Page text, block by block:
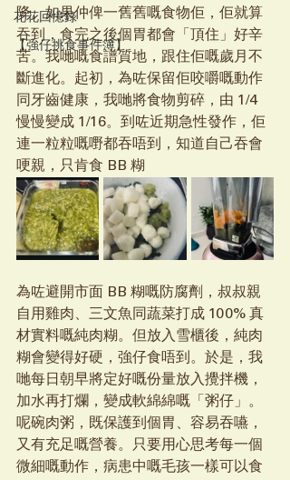
花花回憶錄
【強仔挑食事件簿】
降。如果仲俾一舊舊嘅食物佢，佢就算
吞到，食完之後個胃都會「頂住」好辛
苦。我哋嘅食譜質地，跟住佢嘅歲月不
斷進化。起初，為咗保留佢咬嚼嘅動作
同牙齒健康，我哋將食物剪碎，由 1/4
慢慢變成 1/16。到咗近期急性發作，佢
連一粒粒嘅嘢都吞唔到，知道自己吞會
哽親，只肯食 BB 糊
為咗避開市面 BB 糊嘅防腐劑，叔叔親
自用雞肉、三文魚同蔬菜打成 100% 真
材實料嘅純肉糊。但放入雪櫃後，純肉
糊會變得好硬，強仔食唔到。於是，我
哋每日朝早將定好嘅份量放入攪拌機，
加水再打爛，變成軟綿綿嘅「粥仔」。
呢碗肉粥，既保護到個胃、容易吞嚥，
又有充足嘅營養。只要用心思考每一個
微細嘅動作，病患中嘅毛孩一樣可以食